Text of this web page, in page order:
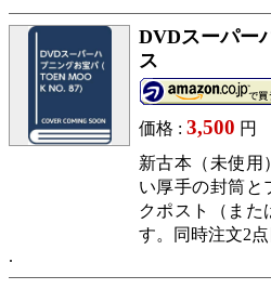
DVDスーパー
ス
価格 : 3,500 円
新古本（未使用
い厚手の封筒と
クポスト（また
す。同時注文2点